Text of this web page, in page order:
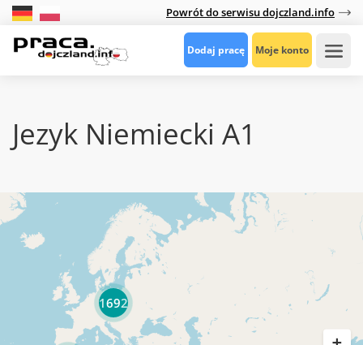
Powrót do serwisu dojczland.info
Dodaj pracę Moje konto
Jezyk Niemiecki A1
1692